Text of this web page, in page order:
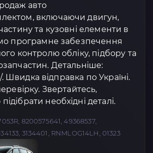
авто
включаючи двигун,
та кузовні елементи в
програмне забезпечення
контролю обліку, підбору та
Детальніше:
Швидка відправка по Україні.
Звертайтесь,
необхідні деталі.
8200575641, 49368537,
3134401, RNMLOG14LH, 01323